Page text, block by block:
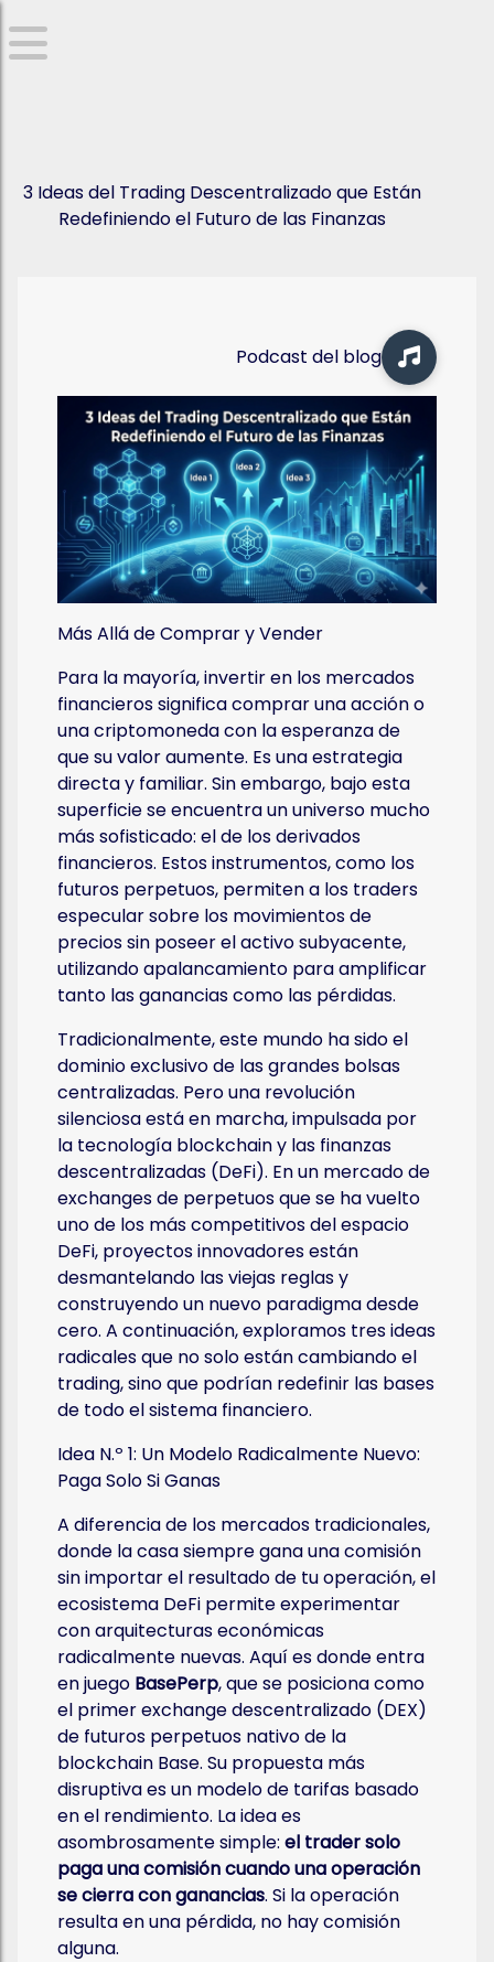
3 Ideas del Trading Descentralizado que Están
Redefiniendo el Futuro de las Finanzas
Podcast del blog
Más Allá de Comprar y Vender
Para la mayoría, invertir en los mercados
financieros significa comprar una acción o
una criptomoneda con la esperanza de
que su valor aumente. Es una estrategia
directa y familiar. Sin embargo, bajo esta
superficie se encuentra un universo mucho
más sofisticado: el de los derivados
financieros. Estos instrumentos, como los
futuros perpetuos, permiten a los traders
especular sobre los movimientos de
precios sin poseer el activo subyacente,
utilizando apalancamiento para amplificar
tanto las ganancias como las pérdidas.
Tradicionalmente, este mundo ha sido el
dominio exclusivo de las grandes bolsas
centralizadas. Pero una revolución
silenciosa está en marcha, impulsada por
la tecnología blockchain y las finanzas
descentralizadas (DeFi). En un mercado de
exchanges de perpetuos que se ha vuelto
uno de los más competitivos del espacio
DeFi, proyectos innovadores están
desmantelando las viejas reglas y
construyendo un nuevo paradigma desde
cero. A continuación, exploramos tres ideas
radicales que no solo están cambiando el
trading, sino que podrían redefinir las bases
de todo el sistema financiero.
Idea N.º 1: Un Modelo Radicalmente Nuevo:
Paga Solo Si Ganas
A diferencia de los mercados tradicionales,
donde la casa siempre gana una comisión
sin importar el resultado de tu operación, el
ecosistema DeFi permite experimentar
con arquitecturas económicas
radicalmente nuevas. Aquí es donde entra
en juego BasePerp, que se posiciona como
el primer exchange descentralizado (DEX)
de futuros perpetuos nativo de la
blockchain Base. Su propuesta más
disruptiva es un modelo de tarifas basado
en el rendimiento. La idea es
asombrosamente simple:el trader solo
paga una comisión cuando una operación
se cierra con ganancias. Si la operación
resulta en una pérdida, no hay comisión
alguna.